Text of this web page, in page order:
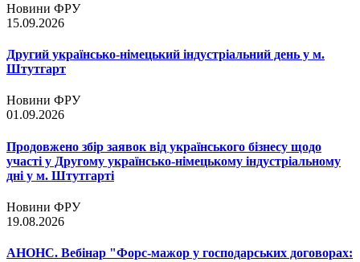
Новини ФРУ
15.09.2026
Другий українсько-німецький індустріальний день у м.
Штутгарт
Новини ФРУ
01.09.2026
Продовжено збір заявок від українського бізнесу щодо
участі у Другому українсько-німецькому індустріальному
дні у м. Штутгарті
Новини ФРУ
19.08.2026
АНОНС. Вебінар "Форс-мажор у господарських договорах: